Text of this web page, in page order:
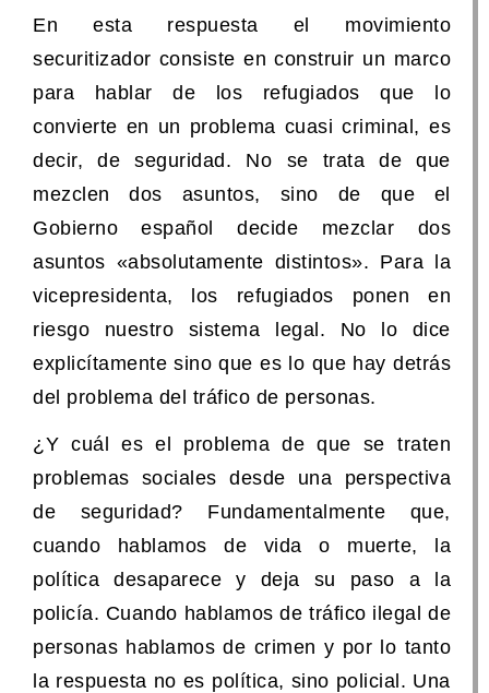
En esta respuesta el movimiento
securitizador consiste en construir un marco
para hablar de los refugiados que lo
convierte en un problema cuasi criminal, es
decir, de seguridad. No se trata de que
mezclen dos asuntos, sino de que el
Gobierno español decide mezclar dos
asuntos «absolutamente distintos». Para la
vicepresidenta, los refugiados ponen en
riesgo nuestro sistema legal. No lo dice
explicítamente sino que es lo que hay detrás
del problema del tráfico de personas.
¿Y cuál es el problema de que se traten
problemas sociales desde una perspectiva
de seguridad? Fundamentalmente que,
cuando hablamos de vida o muerte, la
política desaparece y deja su paso a la
policía. Cuando hablamos de tráfico ilegal de
personas hablamos de crimen y por lo tanto
la respuesta no es política, sino policial. Una